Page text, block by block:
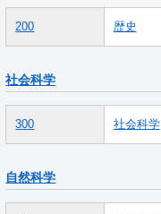
200 歴史
社会科学
300 社会科学
自然科学